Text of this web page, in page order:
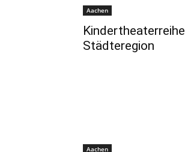
Aachen
Städteregion
Aachen